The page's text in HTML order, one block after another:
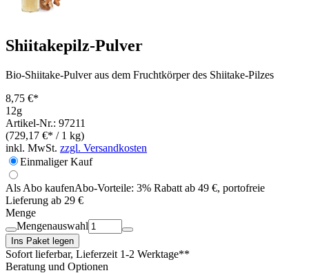
Shiitakepilz-Pulver
Bio-Shiitake-Pulver aus dem Fruchtkörper des Shiitake-Pilzes
8,75 €*
12g
Artikel-Nr.: 97211
(729,17 €* / 1 kg)
inkl. MwSt. zzgl. Versandkosten
Einmaliger Kauf
Als Abo kaufenAbo-Vorteile: 3% Rabatt ab 49 €, portofreie
Lieferung ab 29 €
Menge
Mengenauswahl
Ins Paket legen
Sofort lieferbar, Lieferzeit 1-2 Werktage**
Beratung und Optionen